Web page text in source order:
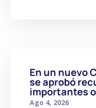
En un nuevo
se aprobó
importantes
Ago 4, 2026